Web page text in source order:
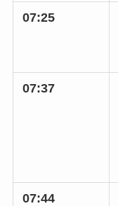
07:25
07:37
07:44